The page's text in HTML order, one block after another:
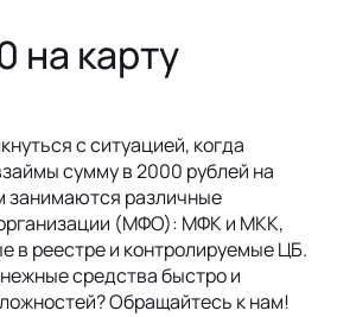
на карту
с ситуацией, когда
сумму в 2000 рублей на
занимаются различные
(МФО): МФК и МКК,
в реестре и контролируемые ЦБ.
средства быстро и
Обращайтесь к нам!